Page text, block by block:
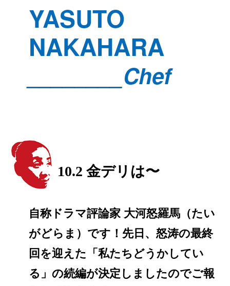
YASUTO
NAKAHARA
________Chef
10.2 金デリは〜
自称ドラマ評論家 大河怒羅馬（たい
がどらま）です！先日、怒涛の最終
回を迎えた「私たちどうかしてい
る」の続編が決定しましたのでご報